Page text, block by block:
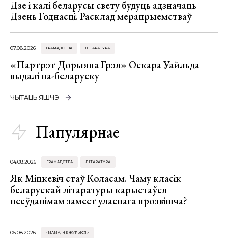
Дзе і калі беларусы свету будуць адзначаць
Дзень Годнасці. Расклад мерапрыемстваў
07.08.2026 ГРАМАДСТВА ЛІТАРАТУРА
«Партрэт Дорыяна Грэя» Оскара Уайльда
выдалі па-беларуску
ЧЫТАЦЬ ЯШЧЭ
Папулярнае
04.08.2026 ГРАМАДСТВА ЛІТАРАТУРА
Як Міцкевіч стаў Коласам. Чаму класік
беларускай літаратуры карыстаўся
псеўданімам замест уласнага прозвішча?
05.08.2026 «МАМА, НЕ ЖУРЫСЯ!»